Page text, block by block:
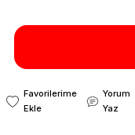
Yorum
Yaz